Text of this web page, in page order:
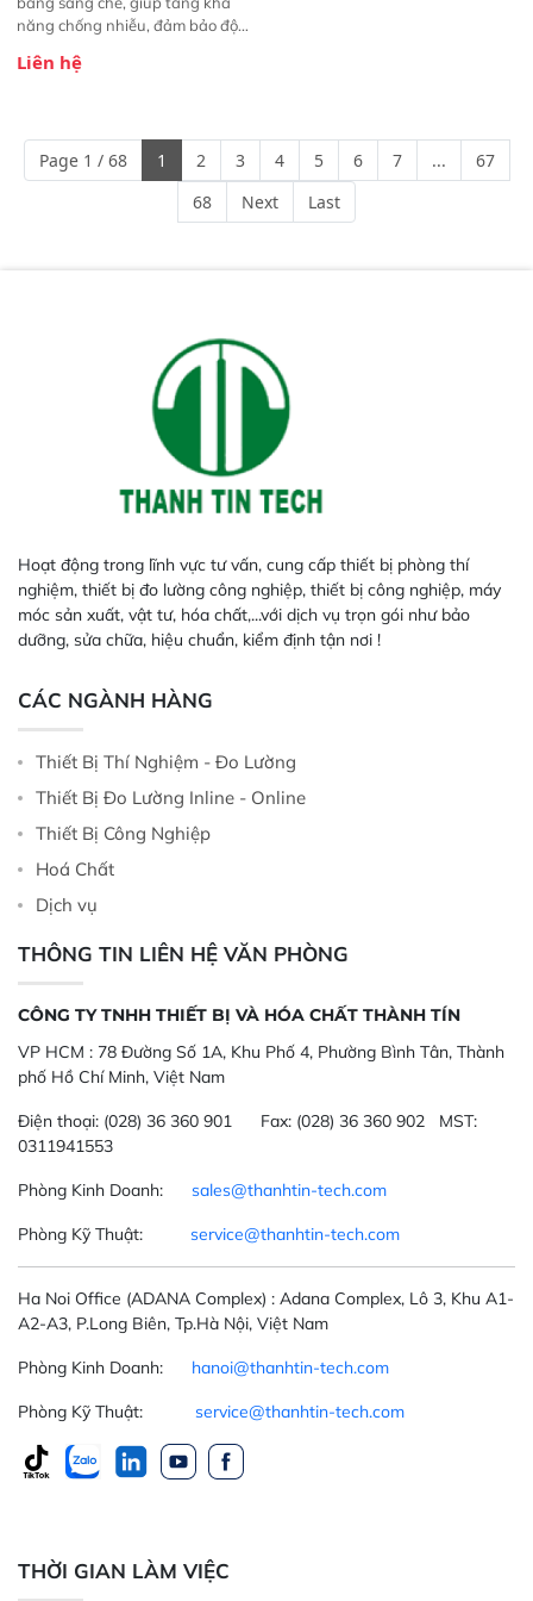
năng chống nhiễu, đảm bảo độ
Phạm vi ứng dụng rộng: Đáp ứng
ngành công nghiệp khác nhau. 
Độ nhạy cao: Trang bị đầu dò
InGaAs độ nhạy cao, cung cấp
phản hồi phổ tuyến tính đầy đủ,
đảm bảo độ chính xác và khả
Liên hệ
Page 1 / 68 1 2 3 4 5 6 7 ...
67
68
Next Last
Hoạt động trong lĩnh vực tư vấn, cung cấp thiết bị phòng thí
nghiệm, thiết bị đo lường công nghiệp, thiết bị công nghiệp, máy
móc sản xuất, vật tư, hóa chất,...với dịch vụ trọn gói như bảo
dưỡng, sửa chữa, hiệu chuẩn, kiểm định tận nơi !
CÁC NGÀNH HÀNG
Thiết Bị Thí Nghiệm - Đo Lường
Thiết Bị Đo Lường Inline - Online
Thiết Bị Công Nghiệp
Hoá Chất
Dịch vụ
THÔNG TIN LIÊN HỆ VĂN PHÒNG
CÔNG TY TNHH THIẾT BỊ VÀ HÓA CHẤT THÀNH TÍN
VP HCM : 78 Đường Số 1A, Khu Phố 4, Phường Bình Tân, Thành
phố Hồ Chí Minh, Việt Nam
Điện thoại: (028) 36 360 901 Fax: (028) 36 360 902 MST:
0311941553
Phòng Kinh Doanh: sales@thanhtin-tech.com
Phòng Kỹ Thuật: service@thanhtin-tech.com
Ha Noi Office (ADANA Complex) : Adana Complex, Lô 3, Khu A1-
A2-A3, P.Long Biên, Tp.Hà Nội, Việt Nam
Phòng Kinh Doanh: hanoi@thanhtin-tech.com
Phòng Kỹ Thuật: service@thanhtin-tech.com
THỜI GIAN LÀM VIỆC